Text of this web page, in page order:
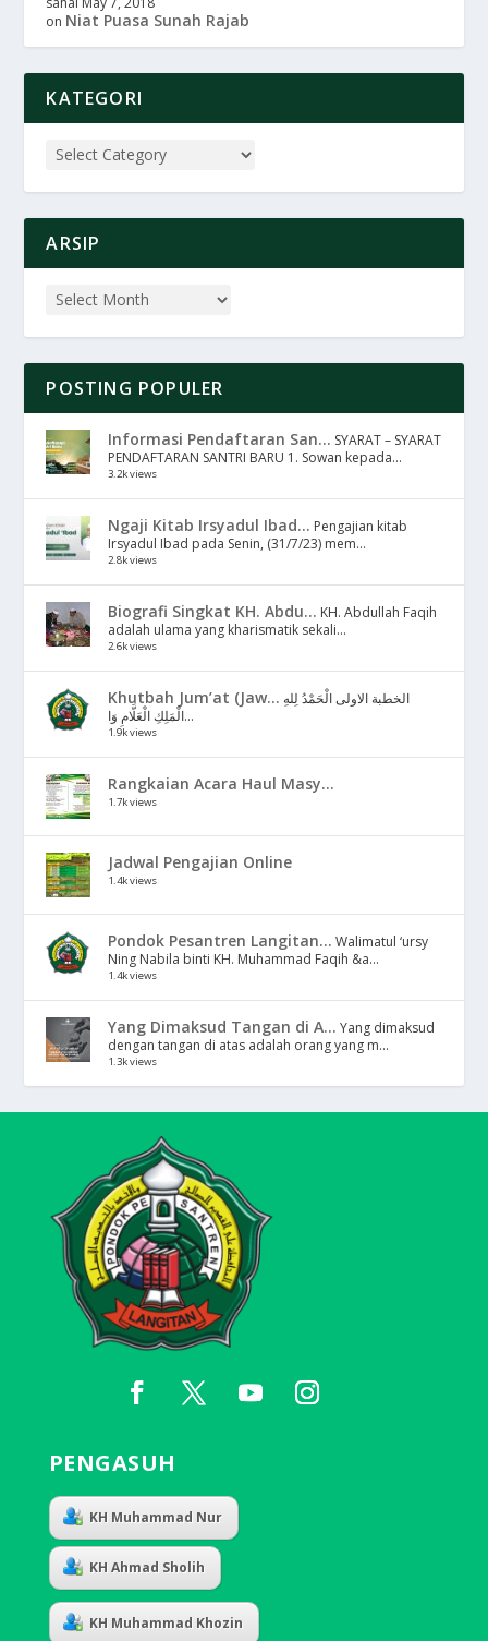
on Niat Puasa Sunah Rajab
KATEGORI
ARSIP
POSTING POPULER
Informasi Pendaftaran San... SYARAT – SYARAT
PENDAFTARAN SANTRI BARU 1. Sowan kepada...
3.2k views
Ngaji Kitab Irsyadul Ibad... Pengajian kitab
Irsyadul Ibad pada Senin, (31/7/23) mem...
2.8k views
Biografi Singkat KH. Abdu... KH. Abdullah Faqih
adalah ulama yang kharismatik sekali...
2.6k views
Khutbah Jum’at (Jaw... الخطبة الاولى الْحَمْدُ لِلهِ
الْمَلِكِ الْعَلَّامِ وَا...
1.9k views
Rangkaian Acara Haul Masy...
1.7k views
Jadwal Pengajian Online
1.4k views
Pondok Pesantren Langitan... Walimatul ‘ursy
Ning Nabila binti KH. Muhammad Faqih &a...
1.4k views
Yang Dimaksud Tangan di A... Yang dimaksud
dengan tangan di atas adalah orang yang m...
1.3k views
PENGASUH
KH Muhammad Nur
KH Ahmad Sholih
KH Muhammad Khozin